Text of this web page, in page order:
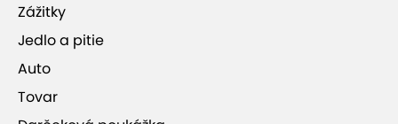
Zážitky
Jedlo a pitie
Auto
Tovar